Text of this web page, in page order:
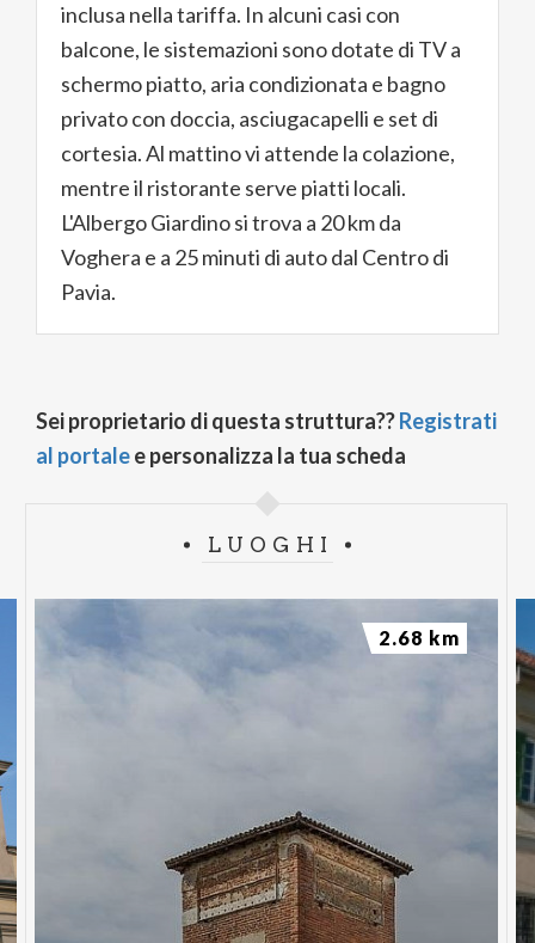
inclusa nella tariffa. In alcuni casi con
balcone, le sistemazioni sono dotate di TV a
schermo piatto, aria condizionata e bagno
privato con doccia, asciugacapelli e set di
cortesia. Al mattino vi attende la colazione,
mentre il ristorante serve piatti locali.
L'Albergo Giardino si trova a 20 km da
Voghera e a 25 minuti di auto dal Centro di
Pavia.
Sei proprietario di questa struttura??Registrati
al portalee personalizza la tua scheda
LUOGHI
2.68 km